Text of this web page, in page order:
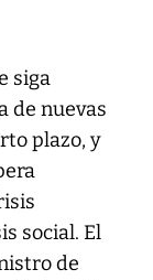
siga
de nuevas
plazo, y
social. El
de